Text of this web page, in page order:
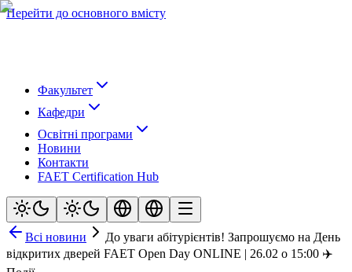
Перейти до основного вмісту
Факультет
Кафедри
Освітні програми
Новини
Контакти
FAET Certification Hub
Всі новини
До уваги абітурієнтів! Запрошуємо на День
відкритих дверей FAET Open Day ONLINE | 26.02 о 15:00 ✈️